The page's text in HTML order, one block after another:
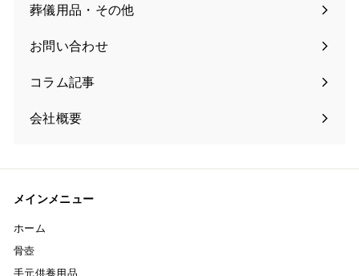
葬儀用品・その他
お問い合わせ
コラム記事
会社概要
メインメニュー
ホーム
骨壺
手元供養用品